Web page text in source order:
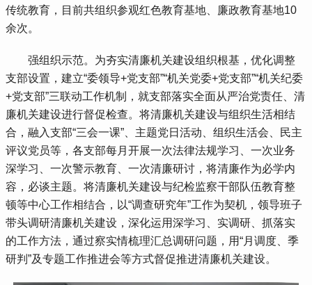
传统教育，目前共组织参观红色教育基地、廉政教育基地10
余次。
强组织示范。为夯实清廉机关建设组织根基，优化调整
支部设置，建立“委领导+党支部”“机关党委+党支部”“机关纪委
+党支部”三联动工作机制，就支部落实全面从严治党责任、清
廉机关建设进行督促检查。将清廉机关建设与组织生活相结
合，融入支部“三会一课”、主题党日活动、组织生活会、民主
评议党员等，各支部每月开展一次法律法规学习、一次业务
深学习、一次警示教育、一次清廉研讨，将清廉作为必学内
容，必谈主题。将清廉机关建设与纪检监察干部队伍教育整
顿等中心工作相结合，以“调查研究年”工作为契机，领导班子
带头调研清廉机关建设，深化运用深学习、实调研、抓落实
的工作方法，通过察实情梳理汇总调研问题，用“月调度、季
研判”及专题工作推进会等方式督促推进清廉机关建设。